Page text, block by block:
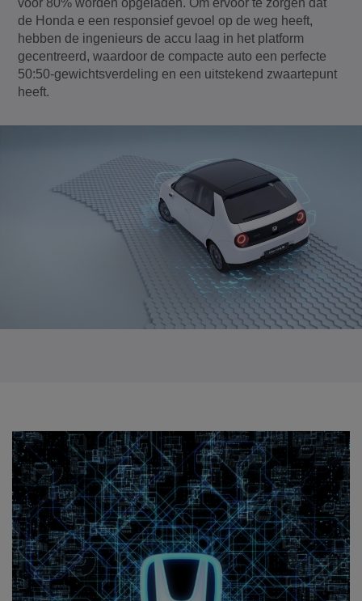
de Honda e een responsief gevoel op de weg heeft,
hebben de ingenieurs de accu laag in het platform
gecentreerd, waardoor de compacte auto een perfecte
50:50-gewichtsverdeling en een uitstekend zwaartepunt
heeft.